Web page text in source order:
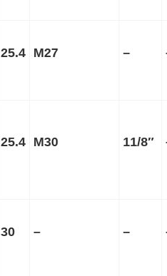
25.4 M27 –
25.4 M30 11/8″
30 – –